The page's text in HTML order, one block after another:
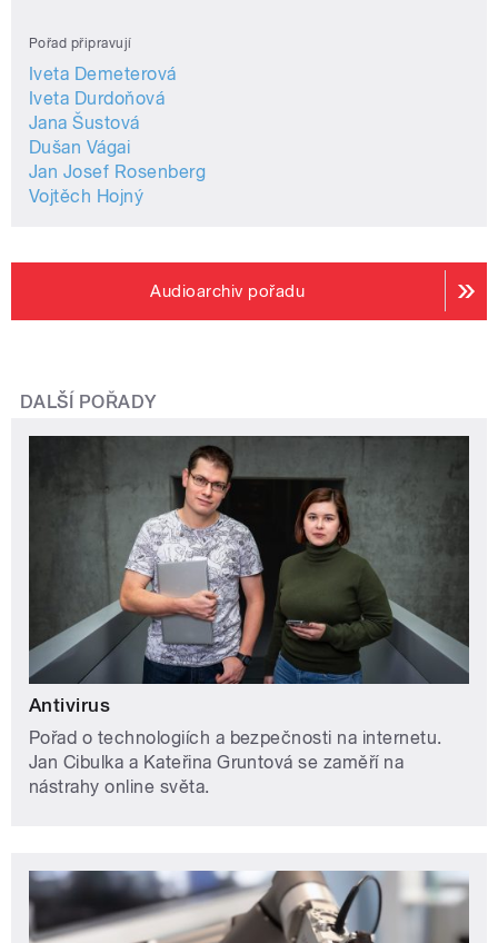
Pořad připravují
Iveta Demeterová
Iveta Durdoňová
Jana Šustová
Dušan Vágai
Jan Josef Rosenberg
Vojtěch Hojný
Audioarchiv pořadu
DALŠÍ POŘADY
Antivirus
Pořad o technologiích a bezpečnosti na internetu.
Jan Cibulka a Kateřina Gruntová se zaměří na
nástrahy online světa.